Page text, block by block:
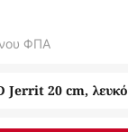
Jerrit 20 cm, λευκό
ΦΠΑ